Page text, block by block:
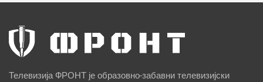
Телевизија ФРОНТ је образовно-забавни телевизијски